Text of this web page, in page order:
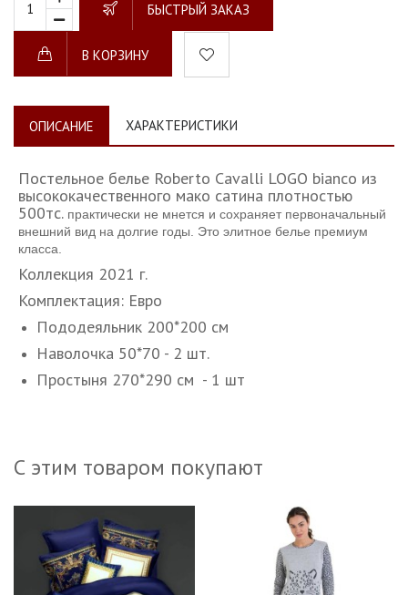
БЫСТРЫЙ ЗАКАЗ
В КОРЗИНУ
ОПИСАНИЕ ХАРАКТЕРИСТИКИ
Постельное белье Roberto Cavalli LOGO bianco из
высококачественного мако сатина плотностью
500тс. практически не мнется и сохраняет первоначальный
внешний вид на долгие годы. Это элитное белье премиум
класса.
Коллекция 2021 г.
Комплектация: Евро
Пододеяльник 200*200 см
Наволочка 50*70 - 2 шт.
Простыня 270*290 см - 1 шт
С этим товаром покупают